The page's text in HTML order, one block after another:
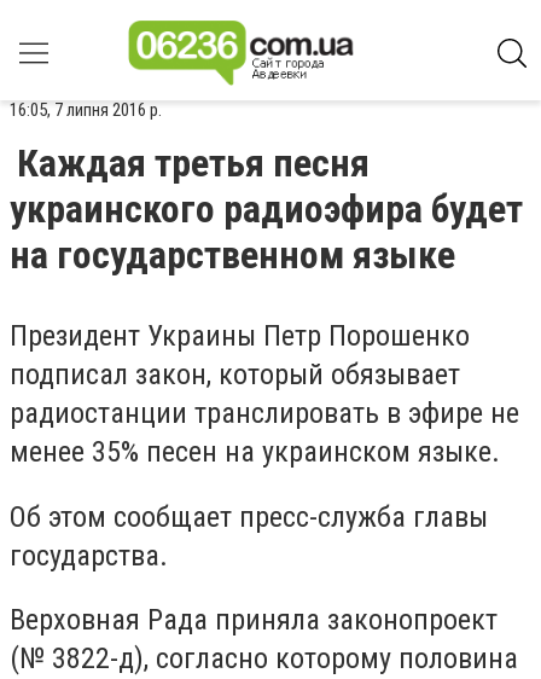
16:05, 7 липня 2016 р.
Каждая третья песня
украинского радиоэфира будет
на государственном языке
Президент Украины Петр Порошенко
подписал закон, который обязывает
радиостанции транслировать в эфире не
менее 35% песен на украинском языке.
Об этом сообщает пресс-служба главы
государства.
Верховная Рада приняла законопроект
(№ 3822-д), согласно которому половина